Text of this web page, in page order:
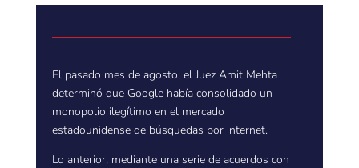
El pasado mes de agosto, el Juez Amit Mehta
determinó que Google había consolidado un
monopolio ilegítimo en el mercado
estadounidense de búsquedas por internet.
Lo anterior, mediante una serie de acuerdos con